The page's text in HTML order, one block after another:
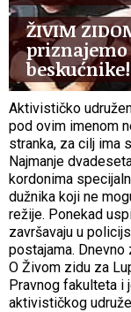
ŽIVIM
beskućnike!
Aktivističko
pod ovim imenom
stranka, za cilj ima
Najmanje
kordonima
dužnika koji ne
režije. Ponekad
završavaju u
postajama.
O Živom zidu za
Pravnog fakulteta i
aktivističkog